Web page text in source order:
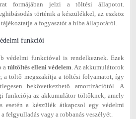
formájában jelzi a töltési állapotot.
történik a készülékkel, az eszköz
a fogyasztót a hiba állapotáról.
funkciói
védelmi funkcióval is rendelkeznek. Ezek
a túltöltés elleni védelem. Az akkumulátorok
a töltő megszakítja a töltési folyamatot, így
bekövetkezhető amortizációtól. A
funkciója az akkumulátor töltőknek, amely
esetén a készülék átkapcsol egy védelmi
felgyulladás vagy a robbanás veszélyét.